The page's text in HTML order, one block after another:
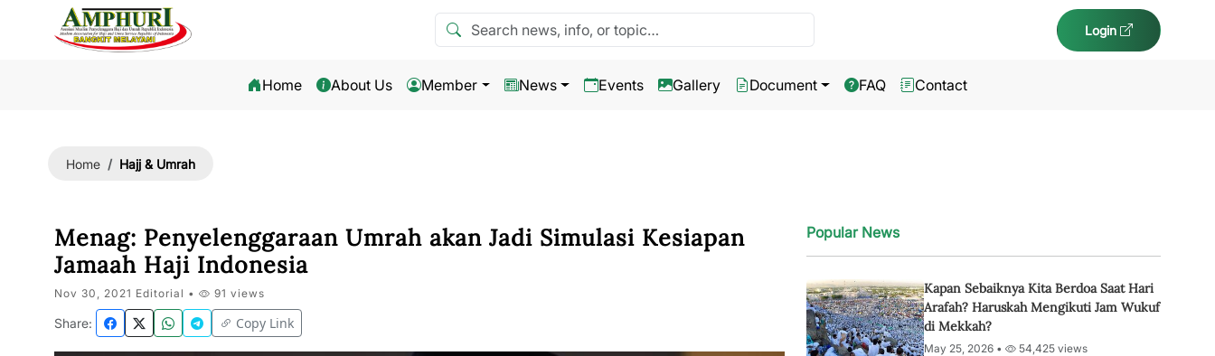
Search news Login
Home About Us Member News Events Gallery Document FAQ Contact
Home Hajj & Umrah
Menag: Penyelenggaraan Umrah akan Jadi Simulasi Kesiapan
Jamaah Haji Indonesia
Nov 30, 2021 Editorial • 91 views
Share: Copy Link
Popular News
Kapan Sebaiknya Kita Berdoa Saat Hari
Arafah? Haruskah Mengikuti Jam Wukuf
di Mekkah?
May 25, 2026 • 54,425 views